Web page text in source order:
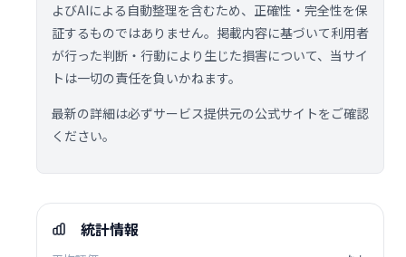
よびAIによる自動整理を含むため、正確性・完全性を保
証するものではありません。掲載内容に基づいて利用者
が行った判断・行動により生じた損害について、当サイ
トは一切の責任を負いかねます。
最新の詳細は必ずサービス提供元の公式サイトをご確認
ください。
統計情報